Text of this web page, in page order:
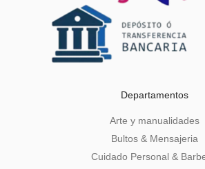
Departamentos
Arte y manualidades
Bultos & Mensajeria
Cuidado Personal &